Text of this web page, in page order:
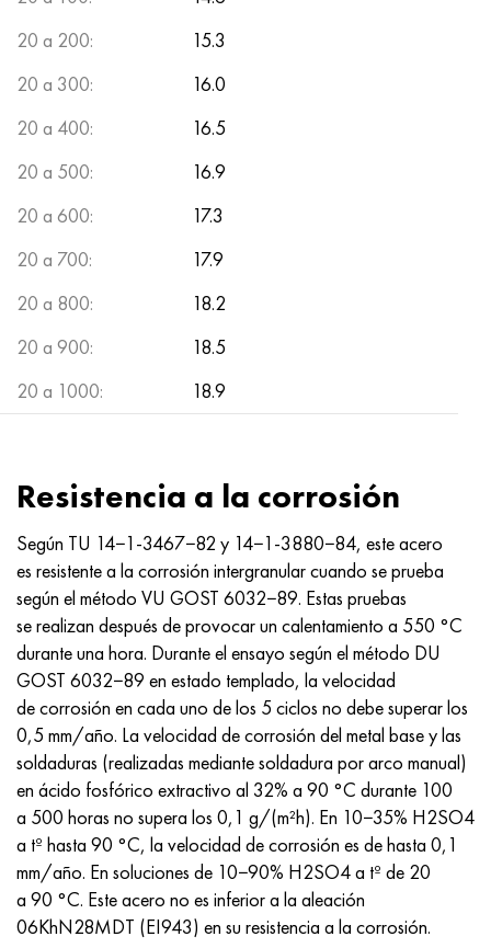
20 a 200:
15.3
20 a 300:
16.0
20 a 400:
16.5
20 a 500:
16.9
20 a 600:
17.3
20 a 700:
17.9
20 a 800:
18.2
20 a 900:
18.5
20 a 1000:
18.9
Resistencia a la corrosión
Según TU 14−1-3467−82 y 14−1-3880−84, este acero
es resistente a la corrosión intergranular cuando se prueba
según el método VU GOST 6032−89. Estas pruebas
se realizan después de provocar un calentamiento a 550 °C
durante una hora. Durante el ensayo según el método DU
GOST 6032−89 en estado templado, la velocidad
de corrosión en cada uno de los 5 ciclos no debe superar los
0,5 mm/año. La velocidad de corrosión del metal base y las
soldaduras (realizadas mediante soldadura por arco manual)
en ácido fosfórico extractivo al 32% a 90 °C durante 100
a 500 horas no supera los 0,1 g/(m²h). En 10−35% H2SO4
a tº hasta 90 °C, la velocidad de corrosión es de hasta 0,1
mm/año. En soluciones de 10−90% H2SO4 a tº de 20
a 90 °C. Este acero no es inferior a la aleación
06KhN28MDT (EI943) en su resistencia a la corrosión.